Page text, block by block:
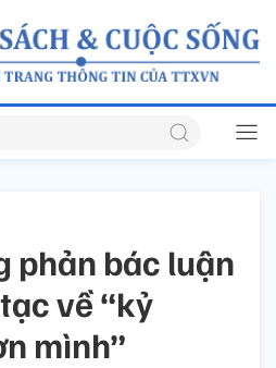
phản bác luận
về “kỷ
mình”